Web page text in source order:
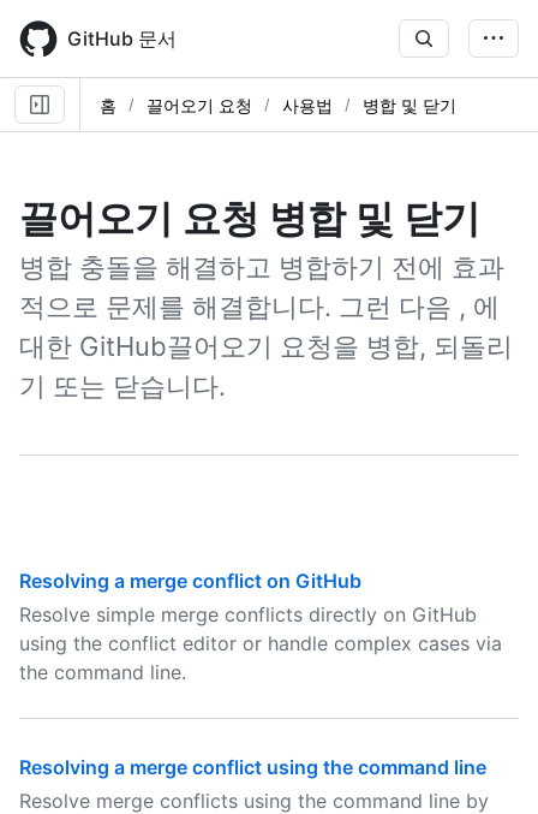
main
content
GitHub 문서
홈 끌어오기 요청 사용법 병합 및 닫기
끌어오기 요청 병합 및 닫기
병합 충돌을 해결하고 병합하기 전에 효과
적으로 문제를 해결합니다. 그런 다음 , 에
대한 GitHub끌어오기 요청을 병합, 되돌리
기 또는 닫습니다.
Resolving a merge conflict on GitHub
Resolve simple merge conflicts directly on GitHub
using the conflict editor or handle complex cases via
the command line.
Resolving a merge conflict using the command line
Resolve merge conflicts using the command line by